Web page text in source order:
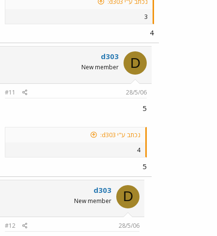
3
4
D
d303
New member
28/5/06
#11
5
נכתב ע"י d303:
4
5
D
d303
New member
28/5/06
#12